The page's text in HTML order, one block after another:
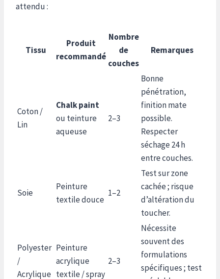
attendu :
Tissu
Produit
recommandé
Nombre
de
couches
Remarques
Coton /
Lin
Chalk paint
ou teinture
aqueuse
2–3
Bonne
pénétration,
finition mate
possible.
Respecter
séchage 24 h
entre couches.
Soie
Peinture
textile douce
1–2
Test sur zone
cachée ; risque
d’altération du
toucher.
Polyester
/
Acrylique
Peinture
acrylique
textile / spray
2–3
Nécessite
souvent des
formulations
spécifiques ; test